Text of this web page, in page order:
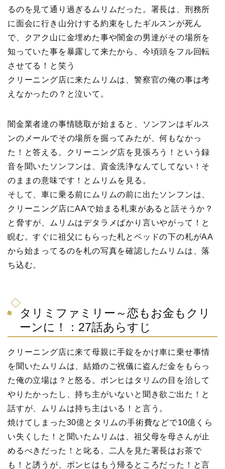
るのを見て通り過ぎるムリムだった。署長は、刑務所
に面会に行き山分けする約束をしたギルスンが死ん
で、クアク山に金埋めた事や闇金の男達がその場所を
知っていた事を暴露して来たから、今頃頭をフル回転
させてる！と笑う
クリーニング店に来たムリムは、警察官の俺の事は考
えなかったの？と泣いて。
闇金業者達の事情聴取が始まると、ソンフンはギルス
ンのメールでその場所を掘ってみたが、何もなかっ
た！と答える。クリーニング店を見張ろう！という録
音を聞いたソンフンは、資金洗浄なんてしてない！そ
のままの意味です！とムリムを見る。
そして、車に乗る前にムリムの前に出たソンフンは、
クリーニング店にAAで始まる札束があると話そうか？
と脅すが、ムリムはデタラメばかり言いやがって！と
睨む。すぐに祖父にもらった札とベッドの下の札がAA
から始まってるのを札の写真を確認したムリムは、落
ち込む。
タリミファミリー～恋もお金もクリ
ーンに！：27話あらすじ
クリーニング店に来て母親に手錠をかけ車に乗せ事情
を聞いたムリムは、結婚のご祝儀に盗んだ金をもらっ
た俺の立場は？と怒る。ボンヒはタリムの目を治して
やりたかったし、持ち主がいないと聞き欲ご出た！と
話すが、ムリムは持ち主はいる！と言う。
焼けてしまった30億とタリムの手術費などで10億くら
い失くした！と聞いたムリムは、祖父母を母さんが止
めるべきだった！と叱る。二人を見た署長はお茶で
も！と誘うが、ボンヒはもう帰るところだった！と言